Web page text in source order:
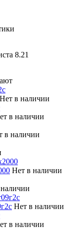
8.21
Нет в наличии
в наличии
в наличии
Нет в наличии
Нет в наличии
в наличии